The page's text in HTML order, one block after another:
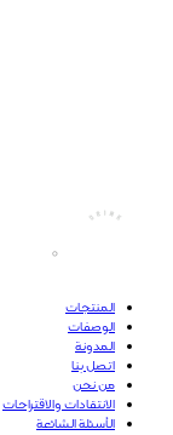
المنتجات
الوصفات
المدونة
اتصل بنا
من نحن
الانتقادات والاقتراحات
الأسئلة الشائعة